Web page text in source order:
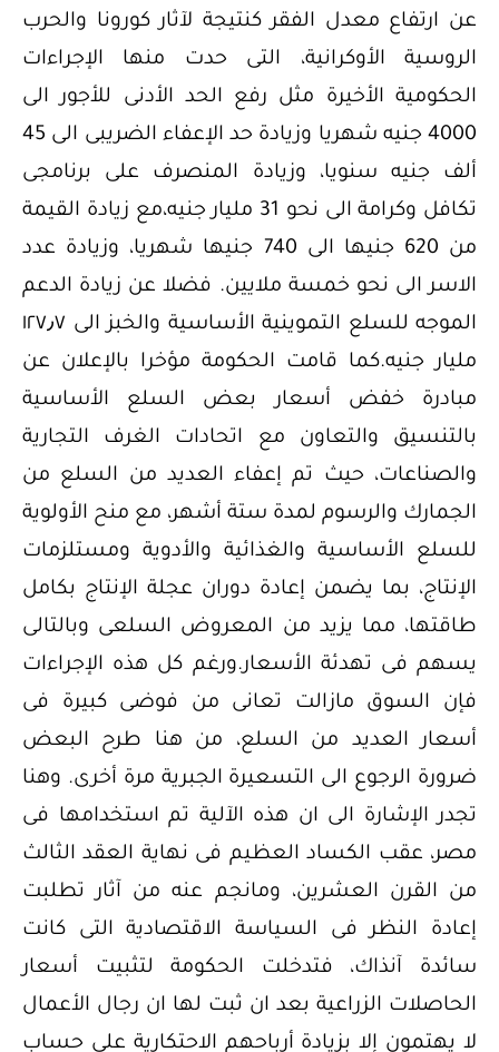
عن ارتفاع معدل الفقر كنتيجة لآثار كورونا والحرب
الروسية الأوكرانية، التى حدت منها الإجراءات
الحكومية الأخيرة مثل رفع الحد الأدنى للأجور الى
4000 جنيه شهريا وزيادة حد الإعفاء الضريبى الى 45
ألف جنيه سنويا، وزيادة المنصرف على برنامجى
تكافل وكرامة الى نحو 31 مليار جنيه،مع زيادة القيمة
من 620 جنيها الى 740 جنيها شهريا، وزيادة عدد
الاسر الى نحو خمسة ملايين. فضلا عن زيادة الدعم
الموجه للسلع التموينية الأساسية والخبز الى ١٢٧٫٧
مليار جنيه.كما قامت الحكومة مؤخرا بالإعلان عن
مبادرة خفض أسعار بعض السلع الأساسية
بالتنسيق والتعاون مع اتحادات الغرف التجارية
والصناعات، حيث تم إعفاء العديد من السلع من
الجمارك والرسوم لمدة ستة أشهر، مع منح الأولوية
للسلع الأساسية والغذائية والأدوية ومستلزمات
الإنتاج، بما يضمن إعادة دوران عجلة الإنتاج بكامل
طاقتها، مما يزيد من المعروض السلعى وبالتالى
يسهم فى تهدئة الأسعار.ورغم كل هذه الإجراءات
فإن السوق مازالت تعانى من فوضى كبيرة فى
أسعار العديد من السلع، من هنا طرح البعض
ضرورة الرجوع الى التسعيرة الجبرية مرة أخرى. وهنا
تجدر الإشارة الى ان هذه الآلية تم استخدامها فى
مصر، عقب الكساد العظيم فى نهاية العقد الثالث
من القرن العشرين، ومانجم عنه من آثار تطلبت
إعادة النظر فى السياسة الاقتصادية التى كانت
سائدة آنذاك، فتدخلت الحكومة لتثبيت أسعار
الحاصلات الزراعية بعد ان ثبت لها ان رجال الأعمال
لا يهتمون إلا بزيادة أرباحهم الاحتكارية على حساب